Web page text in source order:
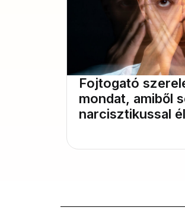
Fojtogató
mondat, amiből
narcisztikussal